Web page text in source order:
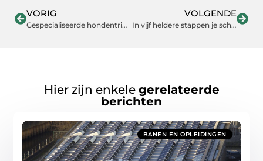
VORIG
Gespecialiseerde hondentrimsalon in Vught
VOLGENDE
In vijf heldere stappen je scheiding regelen
Hier zijn enkele gerelateerde
berichten
BANEN EN OPLEIDINGEN